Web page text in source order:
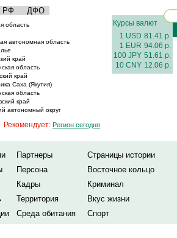
РФ ДФО
область
автономная область
край
область
край
Саха (Якутия)
область
край
автономный округ
Курсы валют
1 USD 81.41 р.
1 EUR 94.06 р.
100 JPY 51.61 р.
10 CNY 12.06 р.
Рекомендует: Регион сегодня
Партнеры
Страницы истории
Персона
Восточное кольцо
Кадры
Криминал
Территория
Вкус жизни
Среда обитания Спорт